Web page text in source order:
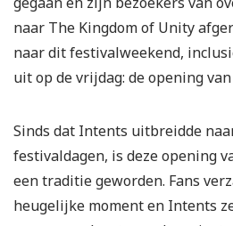
naar The Kingdom of Unity
naar dit festivalweekend,
uit op de vrijdag: de opening
Sinds dat Intents uitbreidde
festivaldagen, is deze opening
een traditie geworden. Fans
heugelijke moment en Intents